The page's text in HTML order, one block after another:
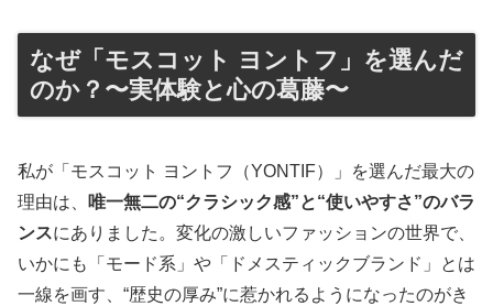
なぜ「モスコット ヨントフ」を選んだ
のか？〜実体験と心の葛藤〜
私が「モスコット ヨントフ（YONTIF）」を選んだ最大の
理由は、
唯一無二の“クラシック感”と“使いやすさ”のバラ
ンスにありました。変化の激しいファッションの世界で、
いかにも「モード系」や「ドメスティックブランド」とは
一線を画す、“歴史の厚み”に惹かれるようになったのがき